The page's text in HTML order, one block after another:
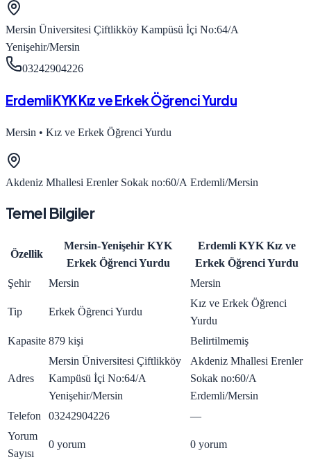
Mersin Üniversitesi Çiftlikköy Kampüsü İçi No:64/A
Yenişehir/Mersin
03242904226
Erdemli KYK Kız ve Erkek Öğrenci Yurdu
Mersin • Kız ve Erkek Öğrenci Yurdu
Akdeniz Mhallesi Erenler Sokak no:60/A Erdemli/Mersin
Temel Bilgiler
Özellik
Mersin-Yenişehir KYK
Erkek Öğrenci Yurdu
Erdemli KYK Kız ve
Erkek Öğrenci Yurdu
Şehir
Mersin Mersin
Tip Erkek Öğrenci Yurdu
Kız ve Erkek Öğrenci
Yurdu
Kapasite 879 kişi Belirtilmemiş
Adres
Mersin Üniversitesi Çiftlikköy
Kampüsü İçi No:64/A
Yenişehir/Mersin
Akdeniz Mhallesi Erenler
Sokak no:60/A
Erdemli/Mersin
Telefon
03242904226
—
Yorum
Sayısı
0 yorum 0 yorum